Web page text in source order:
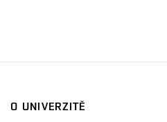
O UNIVERZITĚ